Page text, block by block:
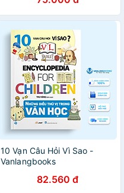
10 Vạn Câu Hỏi Vì Sao -
Vanlangbooks
82.560 đ